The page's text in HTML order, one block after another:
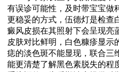
有误诊可能性，及时带宝宝做
更稳妥的方式，伍德灯是检查
癜风皮损在其照射下会呈现亮
皮肤对比鲜明，白色糠疹显示
痣的淡色斑不能显现，联合三
能更清楚了解黑色素脱失的程